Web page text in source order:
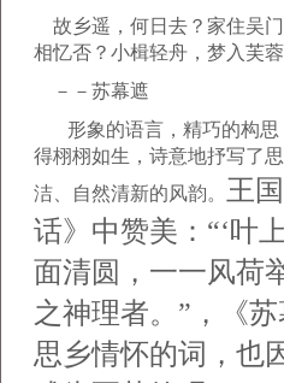
故乡遥，何日去？家住吴
相忆否？小楫轻舟，梦入芙蓉
－－苏幕遮
形象的语言，精巧的构思
得栩栩如生，诗意地抒写了
洁、自然清新的风韵。 王
话》中赞美：“‘叶
面清圆，一一风荷
之神理者。”，《
思乡情怀的词，也